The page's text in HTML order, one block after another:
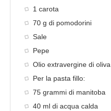
1 carota
70 g di pomodorini
Sale
Pepe
Olio extravergine di oliva
Per la pasta fillo:
75 grammi di manitoba
40 ml di acqua calda